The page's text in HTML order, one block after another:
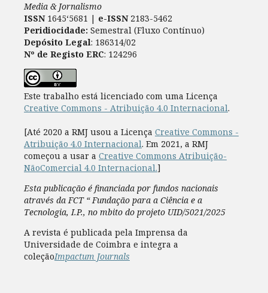
Media & Jornalismo
ISSN 1645‘5681 | e-ISSN2183-5462
Peridiocidade: Semestral (Fluxo Contínuo)
Depósito Legal: 186314/02
Nº de Registo ERC: 124296
Este trabalho está licenciado com uma Licença
Creative Commons - Atribuição 4.0 Internacional.
[Até 2020 a RMJ usou a Licença Creative Commons -
Atribuição 4.0 Internacional. Em 2021, a RMJ
começou a usar a Creative Commons Atribuição-
NãoComercial 4.0 Internacional.]
Esta publicação é financiada por fundos nacionais
através da FCT “ Fundação para a Ciência e a
Tecnologia, I.P., no mbito do projeto UID/5021/2025
A revista é publicada pela Imprensa da
Universidade de Coimbra e integra a
coleçãoImpactum Journals